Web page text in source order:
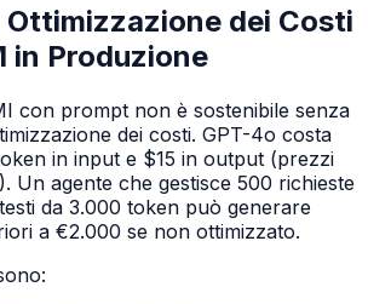
dei Costi
in Produzione
con prompt non è sostenibile senza
dei costi. GPT-4o costa
in input e $15 in output (prezzi
Un agente che gestisce 500 richieste
da 3.000 token può generare
a €2.000 se non ottimizzato.